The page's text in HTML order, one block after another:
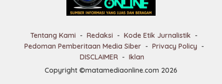
Tentang Kami Redaksi
Kode Etik Jurnalistik
Pedoman Pemberitaan Media Siber
Privacy Policy
DISCLAIMER
Iklan
Copyright ©matamediaonline.com 2026